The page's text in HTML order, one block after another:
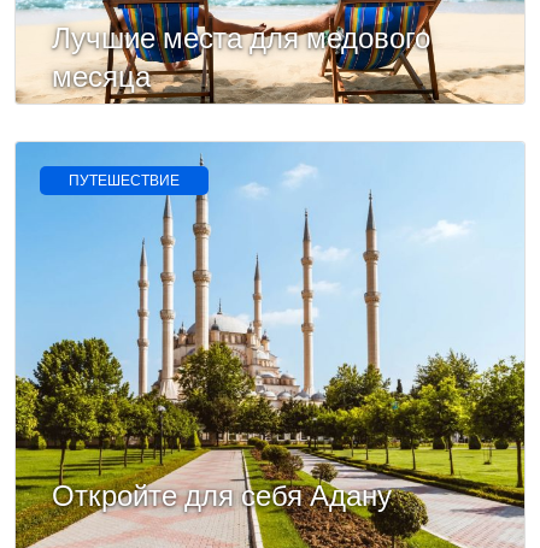
Лучшие места для медового
месяца
ПУТЕШЕСТВИЕ
Откройте для себя Адану